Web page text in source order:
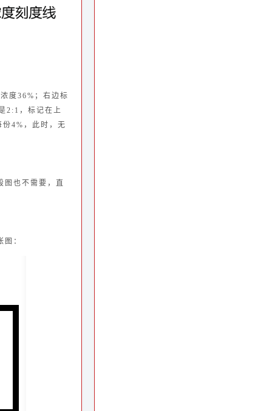
度36%；右边标
2:1，标记在上
4%，此时，无
图也不需要，直
：